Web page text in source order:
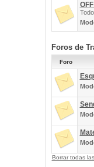
Foros de
Foro
Borrar todas